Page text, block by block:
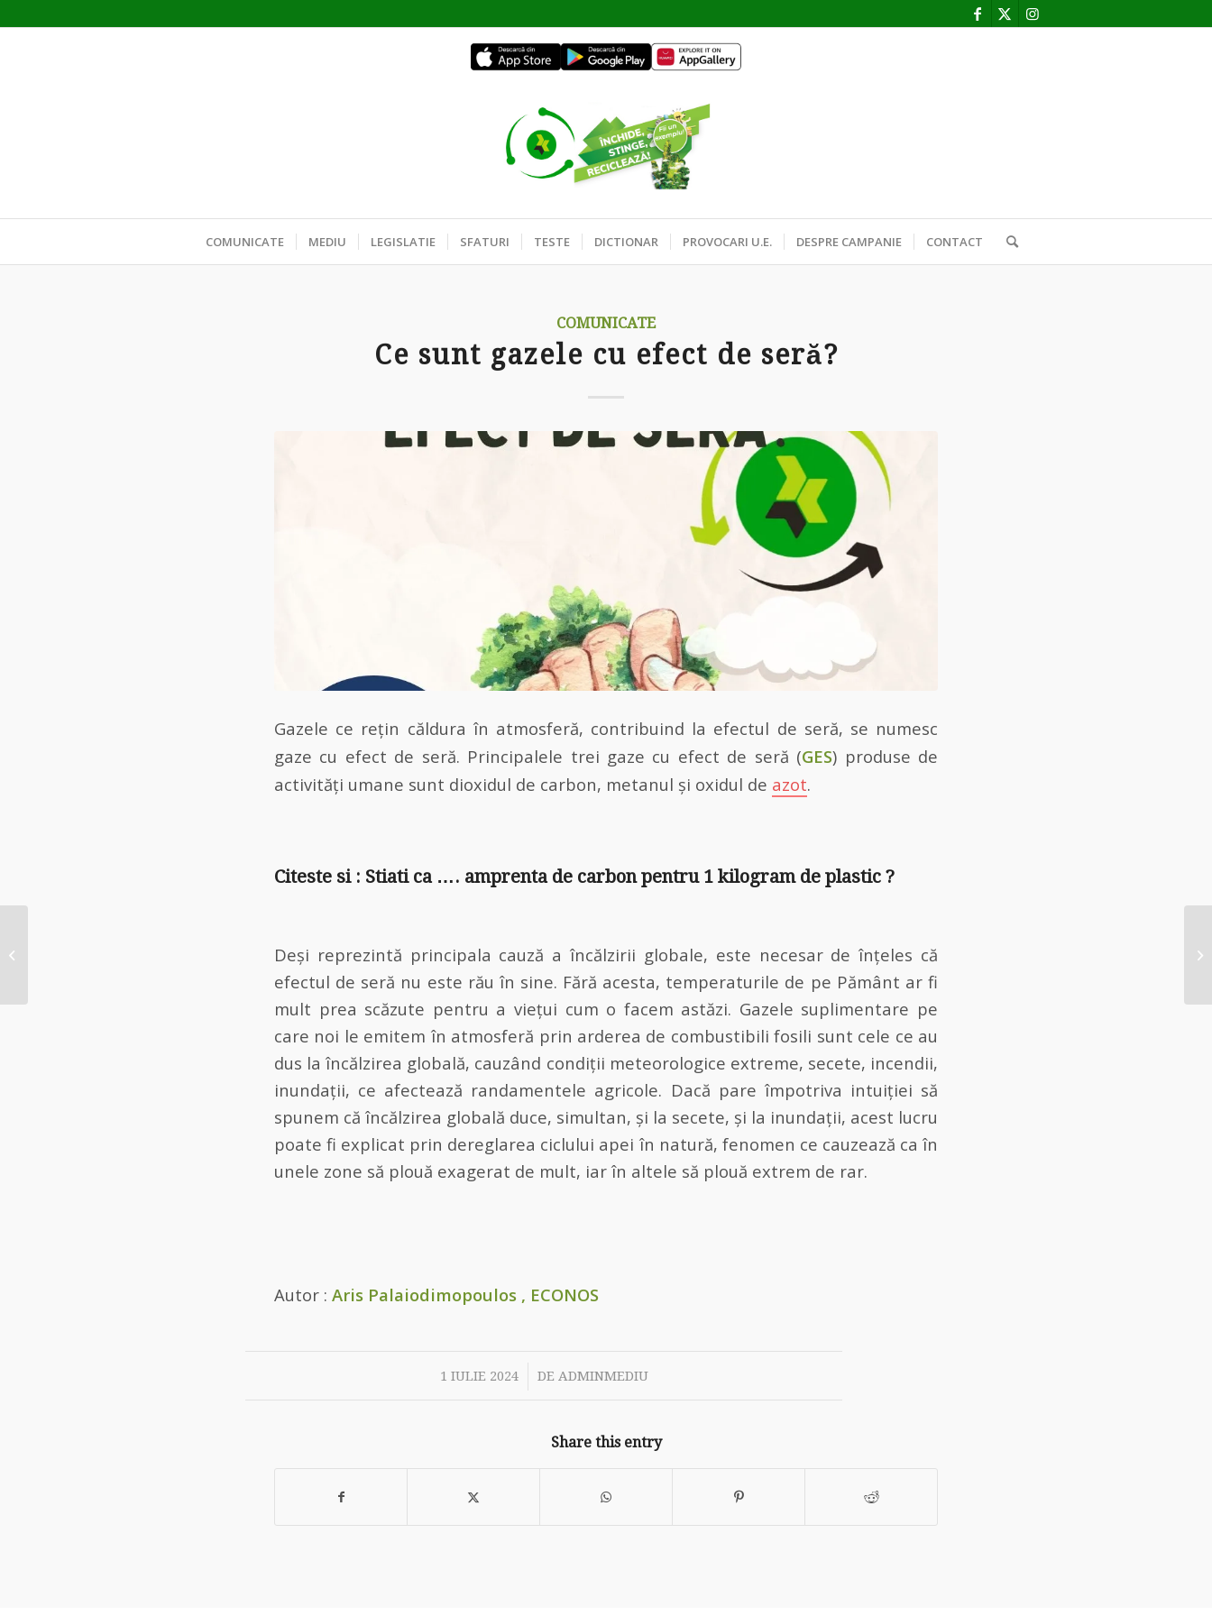
COMUNICATE MEDIU LEGISLATIE SFATURI TESTE DICTIONAR PROVOCARI U.E. DESPRE CAMPANIE CONTACT
COMUNICATE
Ce sunt gazele cu efect de seră?
Gazele ce rețin căldura în atmosferă, contribuind la efectul de seră, se numesc
gaze cu efect de seră. Principalele trei gaze cu efect de seră (GES) produse de
activități umane sunt dioxidul de carbon, metanul și oxidul de azot.
Citeste si : Stiati ca …. amprenta de carbon pentru 1 kilogram de plastic ?
Deși reprezintă principala cauză a încălzirii globale, este necesar de înțeles că
efectul de seră nu este rău în sine. Fără acesta, temperaturile de pe Pământ ar fi
mult prea scăzute pentru a viețui cum o facem astăzi. Gazele suplimentare pe
care noi le emitem în atmosferă prin arderea de combustibili fosili sunt cele ce au
dus la încălzirea globală, cauzând condiții meteorologice extreme, secete, incendii,
inundații, ce afectează randamentele agricole. Dacă pare împotriva intuiției să
spunem că încălzirea globală duce, simultan, și la secete, și la inundații, acest lucru
poate fi explicat prin dereglarea ciclului apei în natură, fenomen ce cauzează ca în
unele zone să plouă exagerat de mult, iar în altele să plouă extrem de rar.
Autor : Aris Palaiodimopoulos , ECONOS
1 IULIE 2024
/ DE ADMINMEDIU
Share this entry